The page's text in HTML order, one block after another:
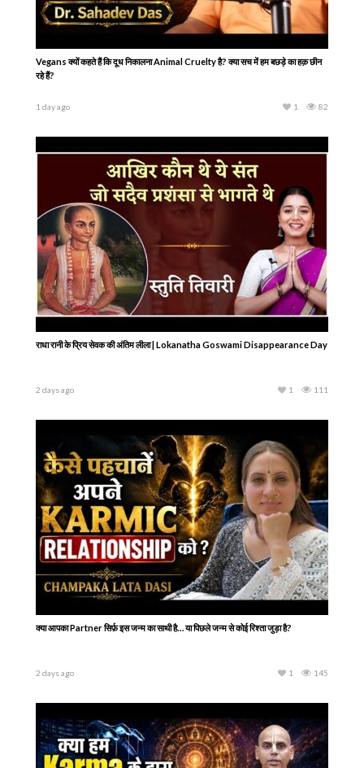
Vegans क्यों कहते हैं कि दूध निकालना Animal Cruelty है? क्या सच में हम बछड़े का हक़ छीन
रहे हैं?
1 day ago 82
1
राधा रानी के प्रिय सेवक की अंतिम लीला | Lokanatha Goswami Disappearance Day
2 days ago 111
1
क्या आपका Partner सिर्फ़ इस जन्म का साथी है… या पिछले जन्म से कोई रिश्ता जुड़ा है?
2 days ago 145
1